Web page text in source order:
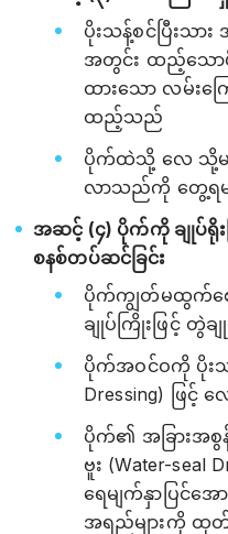
ပိုးသန့်စင်ပြီးသား
အတွင်း ထည့်သော
ထားသော လမ်းက
ထည့်သည်
ပိုက်ထဲသို့ လေ သို့မ
လာသည်ကို တွေ့ရ
အဆင့် (၄) ပိုက်ကို ချုပ်ရိုးဖ
စနစ်တပ်ဆင်ခြင်း
ပိုက်ကျွတ်မထွက်စေ
ချုပ်ကြိုးဖြင့် တွဲခ
ပိုက်အဝင်ဝကို ပိုး
Dressing) ဖြ
ပိုက်၏ အခြားအ
ဗူး (Water-seal
ရေမျက်နှာပြင်
အရည်များကို ထုတ်